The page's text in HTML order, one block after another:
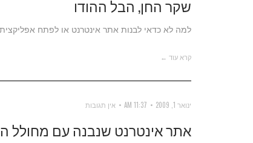
שקר החן, הבל ההודו
למה לא כדאי לבנות אתר אינטרנט או לפתח
קרא עוד ←
ינואר 1, 2009 11:37 AM אין תגובות
אתר אינטרנט שנבנה עם מחולל